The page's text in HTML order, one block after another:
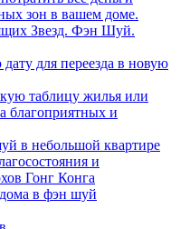
зон в вашем доме.
Звезд. Фэн Шуй.
для переезда в новую
таблицу жилья или
благоприятных и
в небольшой квартире
и
Гонг Конга
в фэн шуй